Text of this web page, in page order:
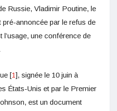
Russie, Vladimir Poutine, le
pré-annoncée par le refus de
l’usage, une conférence de
[1], signée le 10 juin à
États-Unis et par le Premier
est un document